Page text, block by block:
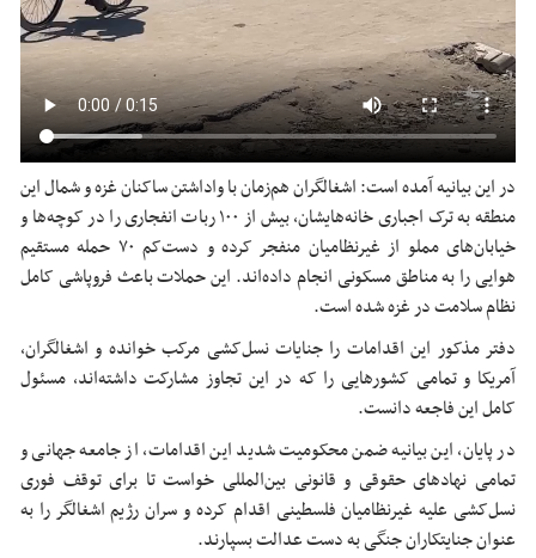
در این بیانیه آمده است: اشغالگران هم‌زمان با واداشتن ساکنان غزه و شمال این
منطقه به ترک اجباری خانه‌هایشان، بیش از ۱۰۰ ربات انفجاری را در کوچه‌ها و
خیابان‌های مملو از غیرنظامیان منفجر کرده و دست‌کم ۷۰ حمله مستقیم
هوایی را به مناطق مسکونی انجام داده‌اند. این حملات باعث فروپاشی کامل
نظام سلامت در غزه شده است.
دفتر مذکور این اقدامات را جنایات نسل‌کشی مرکب خوانده و اشغالگران،
آمریکا و تمامی کشورهایی را که در این تجاوز مشارکت داشته‌اند، مسئول
کامل این فاجعه دانست.
در پایان، این بیانیه ضمن محکومیت شدید این اقدامات، از جامعه جهانی و
تمامی نهادهای حقوقی و قانونی بین‌المللی خواست تا برای توقف فوری
نسل‌کشی علیه غیرنظامیان فلسطینی اقدام کرده و سران رژیم اشغالگر را به
عنوان جنایتکاران جنگی به دست عدالت بسپارند.